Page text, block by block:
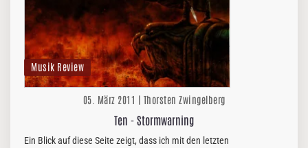
Musik Review
05. März 2011 | Thorsten Zwingelberg
Ten - Stormwarning
Ein Blick auf diese Seite zeigt, dass ich mit den letzten